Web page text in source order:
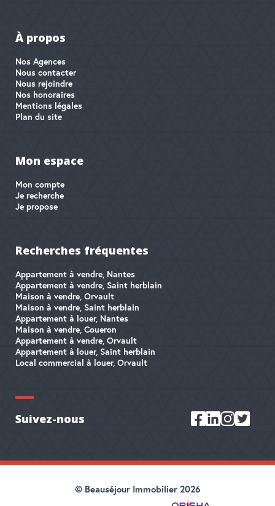
À propos
Nos Agences
Nous contacter
Nous rejoindre
Nos honoraires
Mentions légales
Plan du site
Mon espace
Mon compte
Je recherche
Je propose
Recherches fréquentes
Appartement à vendre, Nantes
Appartement à vendre, Saint herblain
Maison à vendre, Orvault
Maison à vendre, Saint herblain
Appartement à louer, Nantes
Maison à vendre, Coueron
Appartement à vendre, Orvault
Appartement à louer, Saint herblain
Local commercial à louer, Orvault
Suivez-nous
© Beauséjour Immobilier 2026